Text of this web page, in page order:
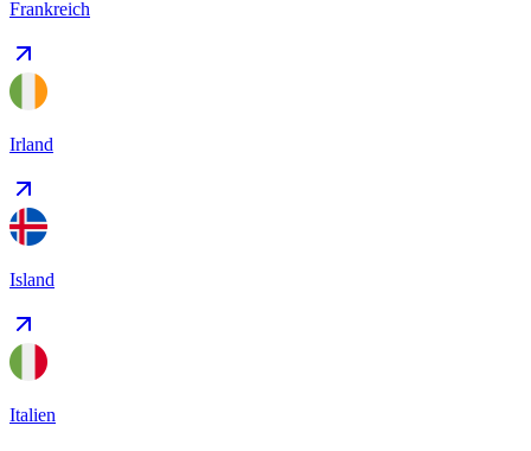
Frankreich
Irland
Island
Italien